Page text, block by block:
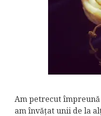
Am petrecut
am învățat unii de la